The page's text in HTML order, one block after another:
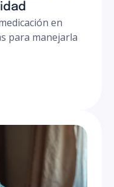
en
para manejarla